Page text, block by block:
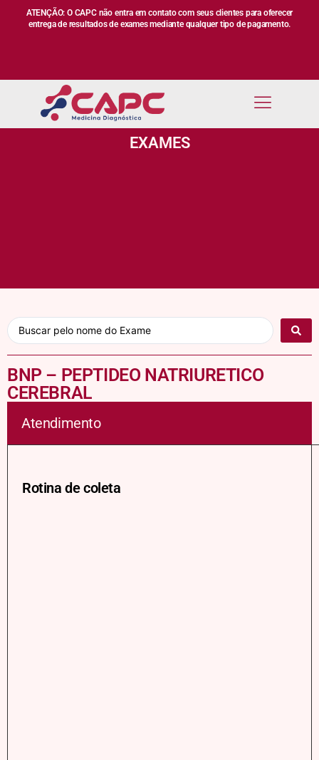
ATENÇÃO: O CAPC não entra em contato com seus clientes para oferecer
entrega de resultados de exames mediante qualquer tipo de pagamento.
EXAMES
BNP – PEPTIDEO NATRIURETICO
CEREBRAL
Atendimento
Rotina de coleta